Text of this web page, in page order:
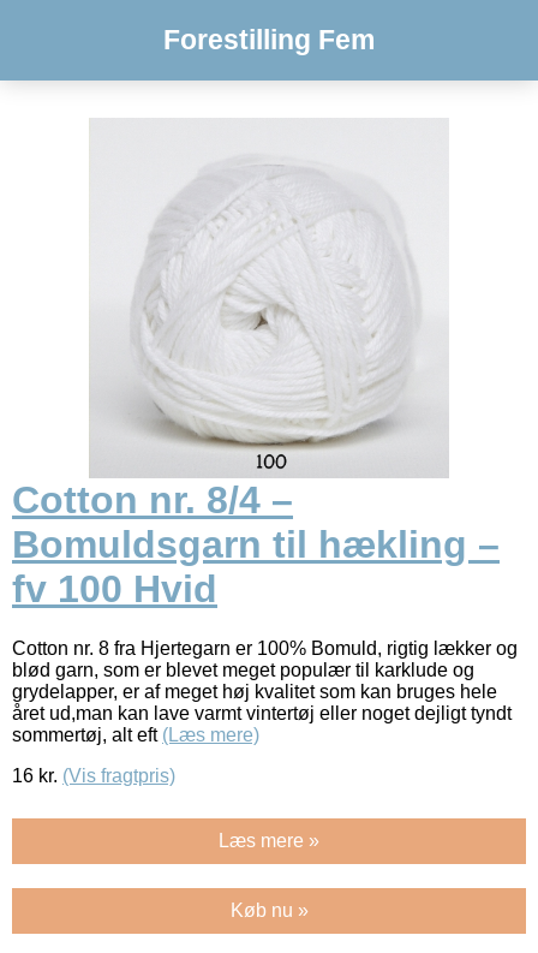
Forestilling Fem
Cotton nr. 8/4 –
Bomuldsgarn til hækling –
fv 100 Hvid
Cotton nr. 8 fra Hjertegarn er 100% Bomuld, rigtig lækker og
blød garn, som er blevet meget populær til karklude og
grydelapper, er af meget høj kvalitet som kan bruges hele
året ud,man kan lave varmt vintertøj eller noget dejligt tyndt
sommertøj, alt eft (Læs mere)
16 kr. (Vis fragtpris)
Læs mere »
Køb nu »